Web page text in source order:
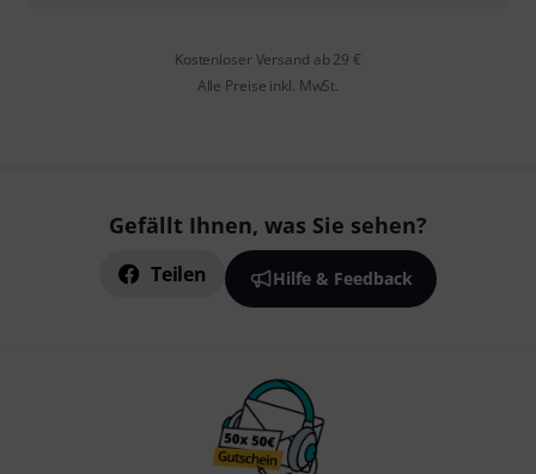
Kostenloser Versand ab 29 €
Alle Preise inkl. MwSt.
Gefällt Ihnen, was Sie sehen?
Teilen Hilfe & Feedback